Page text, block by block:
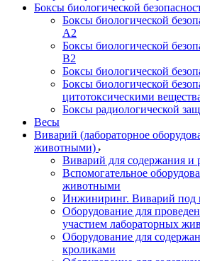
Боксы биологической
Боксы биологической
A2
Боксы биологической
B2
Боксы биологической
Боксы биологической
цитотоксическими
Боксы радиологической
Весы
Виварий (лабораторное
животными)
Виварий для содержания и
Вспомогательное
животными
Инжиниринг. Виварий под
Оборудование для
участием лабораторных
Оборудование для
кроликами